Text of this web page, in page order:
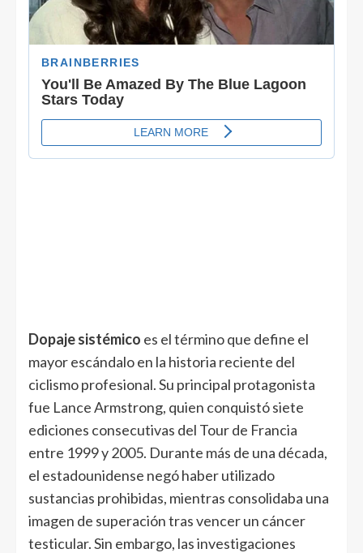
Dopaje sistémico es el término que define el
mayor escándalo en la historia reciente del
ciclismo profesional. Su principal protagonista
fue Lance Armstrong, quien conquistó siete
ediciones consecutivas del Tour de Francia
entre 1999 y 2005. Durante más de una década,
el estadounidense negó haber utilizado
sustancias prohibidas, mientras consolidaba una
imagen de superación tras vencer un cáncer
testicular. Sin embargo, las investigaciones